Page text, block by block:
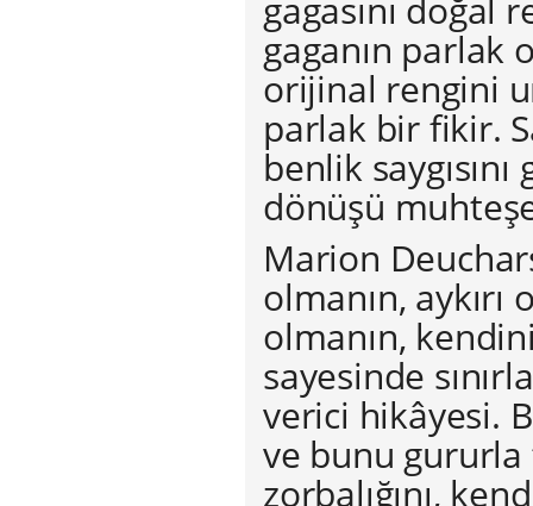
gaganın parlak
orijinal rengini
parlak bir fikir.
benlik
dönüşü
Marion
olmanın,
olmanın,
sayesinde
verici hikâyesi.
ve bunu gururla
zorbalığını,